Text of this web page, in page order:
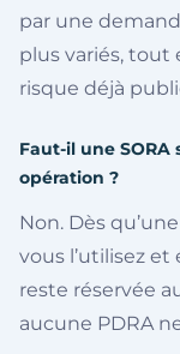
par une
plus variés, tout
risque déjà
Faut-il une SORA
opération ?
Non. Dès
vous l’utilisez et
reste réservée
aucune PDRA